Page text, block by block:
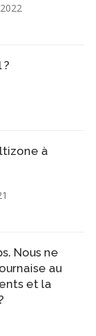
à
Nous ne
au
et la